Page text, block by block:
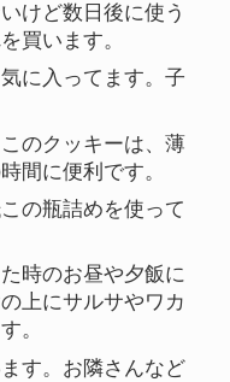
けど数日後に使う
買います。
に入ってます。子
のクッキーは、薄
間に便利です。
の瓶詰めを使って
時のお昼や夕飯に
上にサルサやワカ
。
す。お隣さんなど